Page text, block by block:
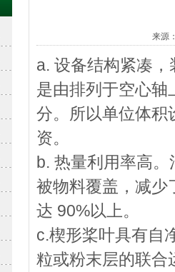
来源
a. 设备结构紧凑
是由排列于空心轴
分。所以单位体积
资。
b. 热量利用率高
被物料覆盖，减少
达 90%以上。
c.楔形桨叶具有自
粒或粉末层的联合